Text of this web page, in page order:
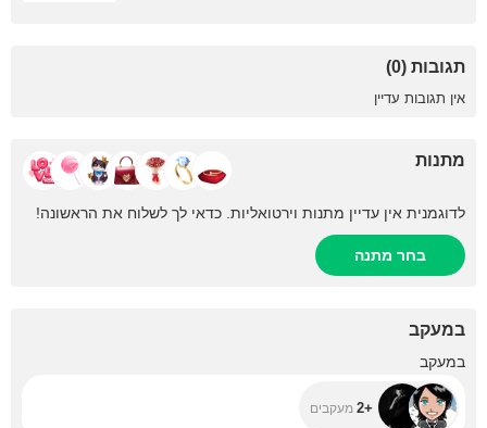
תגובות (0)
אין תגובות עדיין
מתנות
לדוגמנית אין עדיין מתנות וירטואליות. כדאי לך לשלוח את הראשונה!
בחר מתנה
במעקב
במעקב
+2 מעקבים